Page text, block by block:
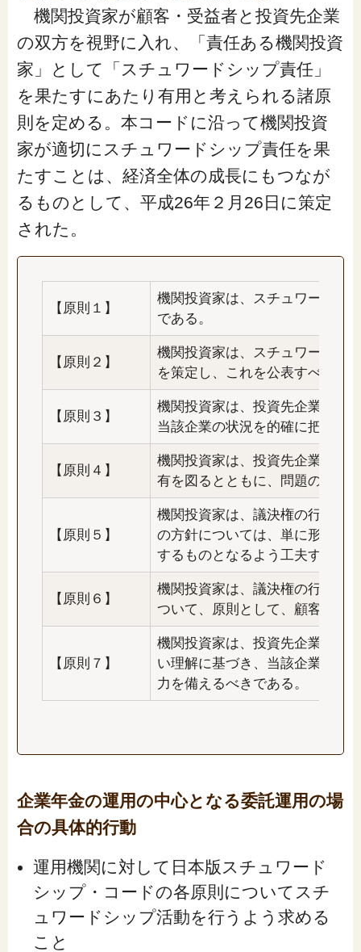
閉じる
機関投資家が顧客・受益者と投資先企業
の双方を視野に入れ、「責任ある機関投資
家」として「スチュワードシップ責任」
を果たすにあたり有用と考えられる諸原
則を定める。本コードに沿って機関投資
家が適切にスチュワードシップ責任を果
たすことは、経済全体の成長にもつなが
るものとして、平成26年２月26日に策定
された。
【原則１】
機関投資家は、スチュワードシ
である。
【原則２】
機関投資家は、スチュワードシ
を策定し、これを公表すべきで
【原則３】
機関投資家は、投資先企業の持
当該企業の状況を的確に把握す
【原則４】
機関投資家は、投資先企業との
有を図るとともに、問題の改善
【原則５】
機関投資家は、議決権の行使と
の方針については、単に形式的
するものとなるよう工夫すべき
【原則６】
機関投資家は、議決権の行使も
ついて、原則として、顧客・受
【原則７】
機関投資家は、投資先企業の持
い理解に基づき、当該企業との
力を備えるべきである。
企業年金の運用の中心となる委託運用の場
合の具体的行動
運用機関に対して日本版スチュワード
シップ・コードの各原則についてスチ
ュワードシップ活動を行うよう求める
こと